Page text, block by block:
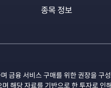
종목 정보
금융 서비스 구매를 위한 권장을
해당 자료를 기반으로 한 투자로